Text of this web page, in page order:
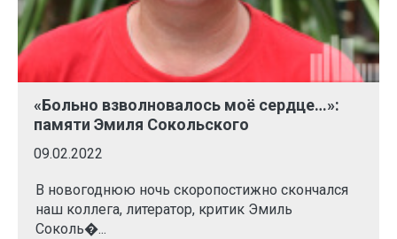
«Больно взволновалось моё сердце…»:
памяти Эмиля Сокольского
09.02.2022
В новогоднюю ночь скоропостижно скончался
наш коллега, литератор, критик Эмиль
Соколь�...